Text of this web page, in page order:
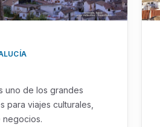
uno de los grandes
para viajes culturales,
negocios.